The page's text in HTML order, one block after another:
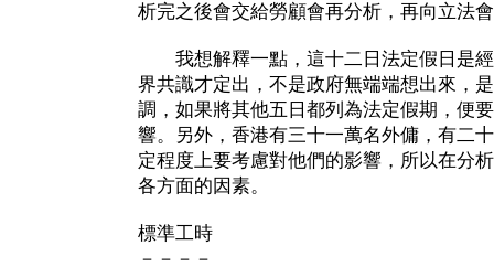
析完之後會交給勞顧會再分析，再向立法
我想解釋一點，這十二日法定假日是經
界共識才定出，不是政府無端端想出來，
調，如果將其他五日都列為法定假期，便
響。另外，香港有三十一萬名外傭，有二
定程度上要考慮對他們的影響，所以在分
各方面的因素。
標準工時
－－－－